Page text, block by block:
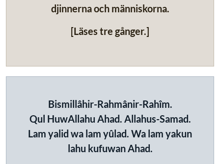
djinnerna och människorna.
[Läses tre gånger.]
Bismillâhir-Rahmânir-Rahîm.
Qul HuwAllahu Ahad. Allahus-Samad.
Lam yalid wa lam yûlad. Wa lam yakun
lahu kufuwan Ahad.